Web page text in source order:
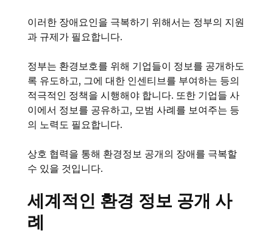
이러한 장애요인을 극복하기 위해서는 정부의 지원
과 규제가 필요합니다.
정부는 환경보호를 위해 기업들이 정보를 공개하도
록 유도하고, 그에 대한 인센티브를 부여하는 등의
적극적인 정책을 시행해야 합니다. 또한 기업들 사
이에서 정보를 공유하고, 모범 사례를 보여주는 등
의 노력도 필요합니다.
상호 협력을 통해 환경정보 공개의 장애를 극복할
수 있을 것입니다.
세계적인 환경 정보 공개 사
례